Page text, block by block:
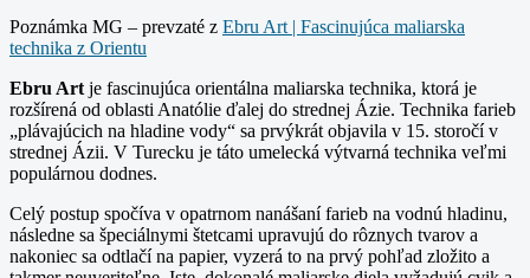
Poznámka MG – prevzaté z Ebru Art | Fascinujúca maliarska
technika z Orientu
Ebru Art je fascinujúca orientálna maliarska technika, ktorá je
rozšírená od oblasti Anatólie ďalej do strednej Ázie. Technika farieb
„plávajúcich na hladine vody“ sa prvýkrát objavila v 15. storočí v
strednej Ázii. V Turecku je táto umelecká výtvarná technika veľmi
populárnou dodnes.
Celý postup spočíva v opatrnom nanášaní farieb na vodnú hladinu,
následne sa špeciálnymi štetcami upravujú do rôznych tvarov a
nakoniec sa odtlačí na papier, vyzerá to na prvý pohľad zložito a